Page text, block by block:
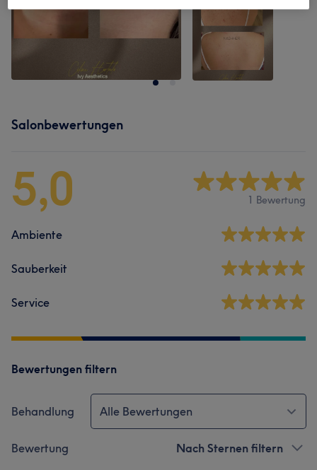
Salonbewertungen
5,0 1 Bewertung
Ambiente
Sauberkeit
Service
Bewertungen filtern
Behandlung Alle Bewertungen
Bewertung Nach Sternen filtern